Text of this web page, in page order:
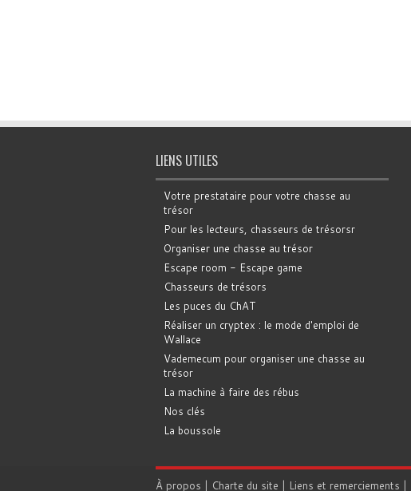
LIENS UTILES
Votre prestataire pour votre chasse au
trésor
Pour les lecteurs, chasseurs de trésorsr
Organiser une chasse au trésor
Escape room - Escape game
Chasseurs de trésors
Les puces du ChAT
Réaliser un cryptex : le mode d'emploi de
Wallace
Vademecum pour organiser une chasse au
trésor
La machine à faire des rébus
Nos clés
La boussole
À propos | Charte du site | Liens et remerciements |